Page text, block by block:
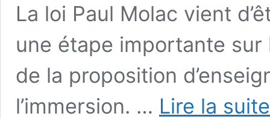
La loi Paul Molac vient
une étape importante
de la proposition
l’immersion. … Lire la